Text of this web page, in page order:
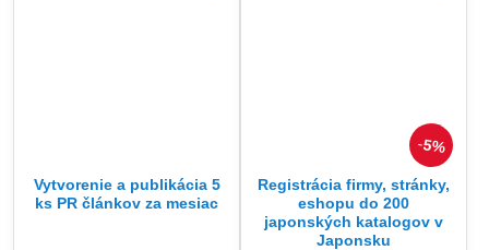
Vytvorenie a publikácia 5
ks PR článkov za mesiac
5%
Registrácia firmy, stránky,
eshopu do 200
japonských katalogov v
Japonsku